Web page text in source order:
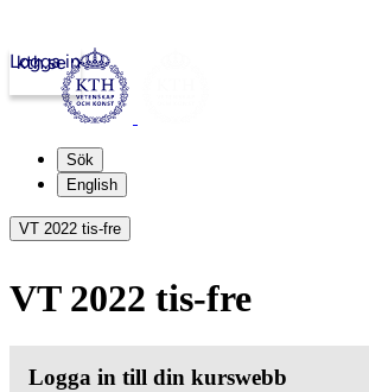
kth.se
Logga in
Sök
English
VT 2022 tis-fre
VT 2022 tis-fre
Logga in till din kurswebb